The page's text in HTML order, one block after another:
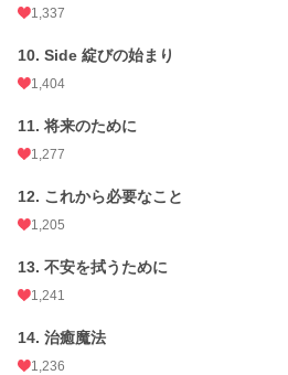
1,337
10. Side 綻びの始まり
1,404
11. 将来のために
1,277
12. これから必要なこと
1,205
13. 不安を拭うために
1,241
14. 治癒魔法
1,236